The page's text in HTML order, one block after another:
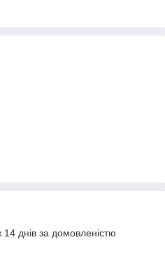
днів за домовленістю